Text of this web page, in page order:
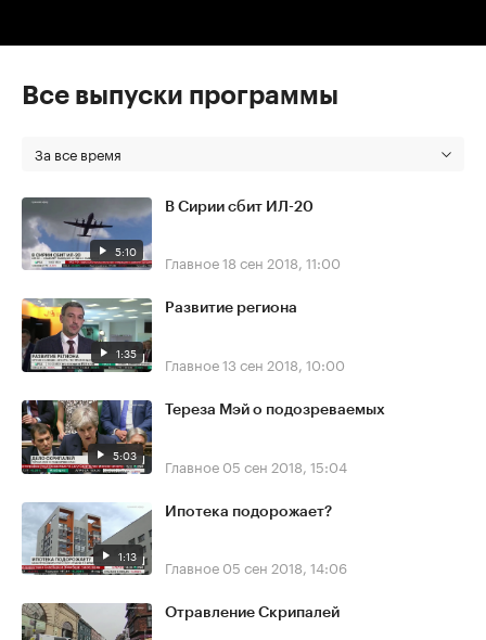
Все выпуски программы
За все время
5:10
В Сирии сбит ИЛ-20
Главное18 сен 2018, 11:00
1:35
Развитие региона
Главное13 сен 2018, 10:00
5:03
Тереза Мэй о подозреваемых
Главное 05 сен 2018, 15:04
1:13
Ипотека подорожает?
Главное 05 сен 2018, 14:06
Отравление Скрипалей